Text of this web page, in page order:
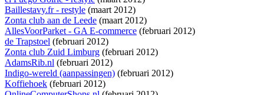
Baillestavy.fr - restyle (maart 2012)
Zonta club aan de Leede (maart 2012)
AllesVoorParket - GA E-commerce (februari 2012)
de Trapstoel (februari 2012)
Zonta club Zuid Limburg (februari 2012)
AdamsRib.nl (februari 2012)
Indigo-wereld (aanpassingen) (februari 2012)
Koffiehoek (februari 2012)